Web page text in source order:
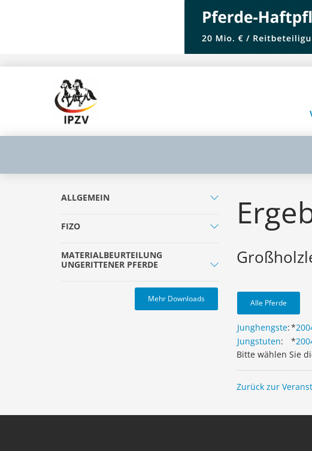
ALLGEMEIN
FIZO
MATERIALBEURTEILUNG
UNGERITTENER PFERDE
Mehr Downloads Alle Pferde
Junghengste:*
Jungstuten: *
Bitte wählen Sie
Zurück zur